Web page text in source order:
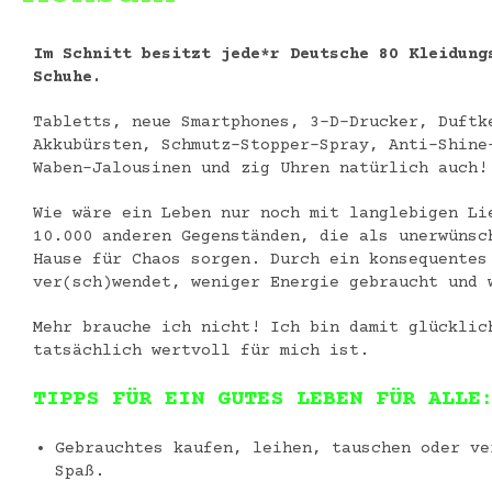
Im Schnitt besitzt jede*r Deutsche 80
Schuhe.
Tabletts, neue Smartphones, 3-D-Drucker,
Akkubürsten, Schmutz-Stopper-Spray, Anti-
Waben-Jalousinen und zig Uhren natürlich auch!
Wie wäre ein Leben nur noch mit langlebigen
10.000 anderen Gegenständen, die als
Hause für Chaos sorgen. Durch ein konsequentes
ver(sch)wendet, weniger Energie gebraucht
Mehr brauche ich nicht! Ich bin damit
tatsächlich wertvoll für mich ist.
TIPPS FÜR EIN GUTES LEBEN FÜR ALLE:
Gebrauchtes kaufen, leihen, tauschen oder
Spaß.